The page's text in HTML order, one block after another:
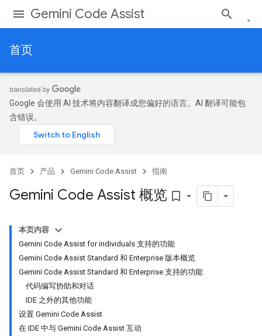
Gemini Code Assist
首页
Google 会使用 AI 技术将内容翻译成您偏好的语言。AI 翻译可能包
含错误。
首页 产品 Gemini Code Assist 指南
Gemini Code Assist 概览 bookmark_border
本页内容
Gemini Code Assist for individuals 支持的功能
Gemini Code Assist Standard 和 Enterprise 版本概览
Gemini Code Assist Standard 和 Enterprise 支持的功能
代码编写协助和对话
IDE 之外的其他功能
设置 Gemini Code Assist
在 IDE 中与 Gemini Code Assist 互动